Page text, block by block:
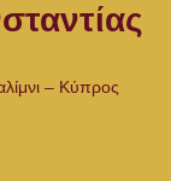
– Κύπρος